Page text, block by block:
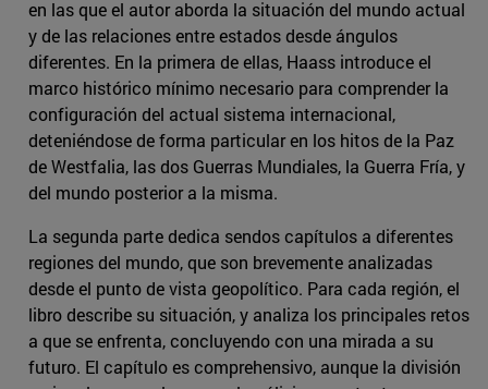
en las que el autor aborda la situación del mundo actual
y de las relaciones entre estados desde ángulos
diferentes. En la primera de ellas, Haass introduce el
marco histórico mínimo necesario para comprender la
configuración del actual sistema internacional,
deteniéndose de forma particular en los hitos de la Paz
de Westfalia, las dos Guerras Mundiales, la Guerra Fría, y
del mundo posterior a la misma.
La segunda parte dedica sendos capítulos a diferentes
regiones del mundo, que son brevemente analizadas
desde el punto de vista geopolítico. Para cada región, el
libro describe su situación, y analiza los principales retos
a que se enfrenta, concluyendo con una mirada a su
futuro. El capítulo es comprehensivo, aunque la división